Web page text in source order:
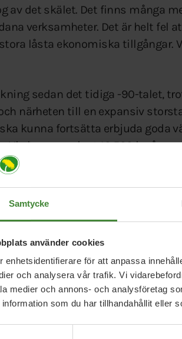
Samtycke
använder cookies
enhetsidentifierare för att anpassa
och analysera vår trafik. Vi
medier och annons- och analysföretag
information som du har tillhandahållit eller
av det skälet. Det finns många
verksamheter. Det är helt fel
låsta ekonomiska tillgångar.
sedan det tidiga -90-talet,
närheten till en expansiv
kunna fortsätta erbjuda goda
ska vara minst 10 500
som bygger på att fortsätta
som motiverar